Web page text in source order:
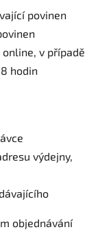
povinen
v případě
hodin
výdejny,
objednávání